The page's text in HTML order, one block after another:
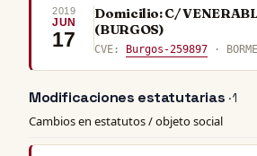
2019
JUN
17
Domicilio: C/
(BURGOS)
CVE: Burgos-259897 ·
Modificaciones estatutarias · 1
Cambios en estatutos / objeto social